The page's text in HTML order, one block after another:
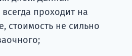
проходит на
стоимость не сильно